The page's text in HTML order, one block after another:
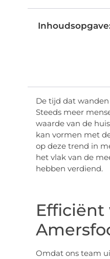
De tijd dat
Steeds meer
waarde van de
kan vormen met
op deze trend in
het vlak van de
hebben verdiend.
Efficiënt
Omdat ons team